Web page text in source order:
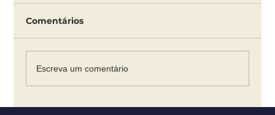
Comentários
Escreva um comentário